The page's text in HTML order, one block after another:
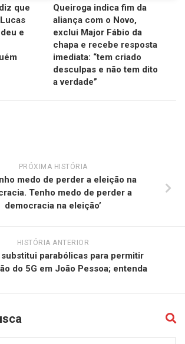
que
e
Queiroga indica fim da
aliança com o Novo,
exclui Major Fábio da
chapa e recebe resposta
imediata: “tem criado
desculpas e não tem dito
a verdade”
PRÓXIMA HISTÓRIA
medo de perder a eleição na
Tenho medo de perder a
democracia na eleição’
HISTÓRIA ANTERIOR
substitui parabólicas para permitir
do 5G em João Pessoa; entenda